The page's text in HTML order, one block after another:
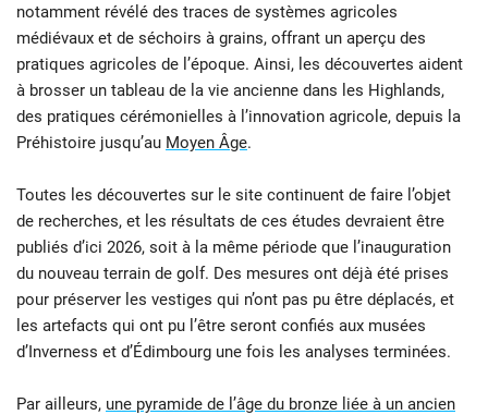
notamment révélé des traces de systèmes agricoles
médiévaux et de séchoirs à grains, offrant un aperçu des
pratiques agricoles de l’époque. Ainsi, les découvertes aident
à brosser un tableau de la vie ancienne dans les Highlands,
des pratiques cérémonielles à l’innovation agricole, depuis la
Préhistoire jusqu’au Moyen Âge.
Toutes les découvertes sur le site continuent de faire l’objet
de recherches, et les résultats de ces études devraient être
publiés d’ici 2026, soit à la même période que l’inauguration
du nouveau terrain de golf. Des mesures ont déjà été prises
pour préserver les vestiges qui n’ont pas pu être déplacés, et
les artefacts qui ont pu l’être seront confiés aux musées
d’Inverness et d’Édimbourg une fois les analyses terminées.
Par ailleurs, une pyramide de l’âge du bronze liée à un ancien